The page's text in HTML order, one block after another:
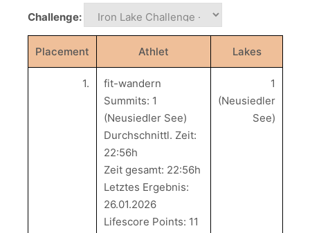
Challenge:
Placement Athlet Lakes
1.
fit-wandern
Summits: 1
(Neusiedler See)
Durchschnittl. Zeit:
22:56h
Zeit gesamt: 22:56h
Letztes Ergebnis:
26.01.2026
Lifescore Points: 11
1
(Neusiedler
See)